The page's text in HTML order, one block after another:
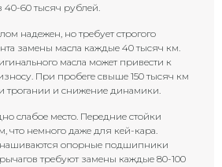
40-60 тысяч рублей.
надежен, но требует строгого
замены масла каждые 40 тысяч км.
масла может привести к
При пробеге свыше 150 тысяч км
и снижение динамики.
слабое место. Передние стойки
что немного даже для кей-кара.
опорные подшипники
требуют замены каждые 80-100